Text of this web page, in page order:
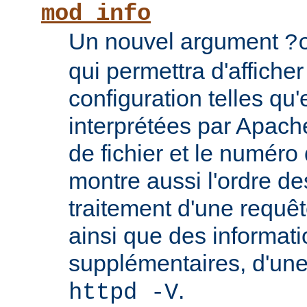
mod_info
Un nouvel argument
qui permettra
configuration telles
interprétées par
de fichier et le
montre aussi l'ordre
traitement d'une
ainsi que des
supplémentaires,
httpd -V.